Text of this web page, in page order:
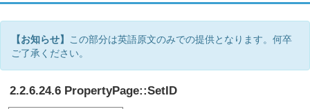
【お知らせ】 この部分は英語原文のみでの提供となります。何卒
ご了承ください。
2.2.6.24.6 PropertyPage::SetID